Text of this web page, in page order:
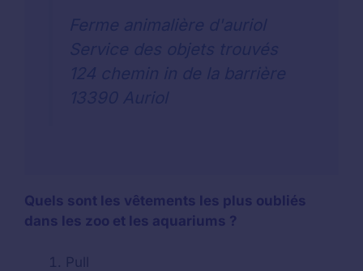
Quels sont les vêtements les plus oubliés
dans les zoo et les aquariums ?
Pull